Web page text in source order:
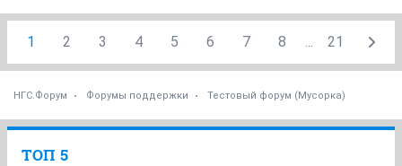
1 2 3 4 5 6 7 8 21
НГС.Форум Форумы поддержки Тестовый форум (Мусорка)
ТОП 5